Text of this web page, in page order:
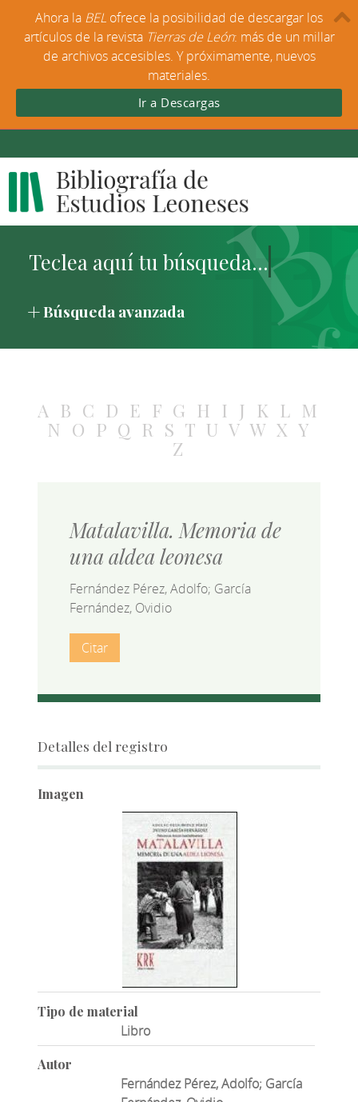
Búsqueda avanzada
A B C D E F G H I J K L M
N O P Q R S T U V W X Y
Z
Matalavilla. Memoria de
una aldea leonesa
Fernández Pérez, Adolfo; García
Fernández, Ovidio
Citar
Detalles del registro
Imagen
Tipo de material
Libro
Autor
Fernández Pérez, Adolfo; García
Ahora la BEL ofrece la posibilidad de descargar los
artículos de la revista Tierras de León: más de un millar
de archivos accesibles. Y próximamente, nuevos
materiales.
Ir a Descargas